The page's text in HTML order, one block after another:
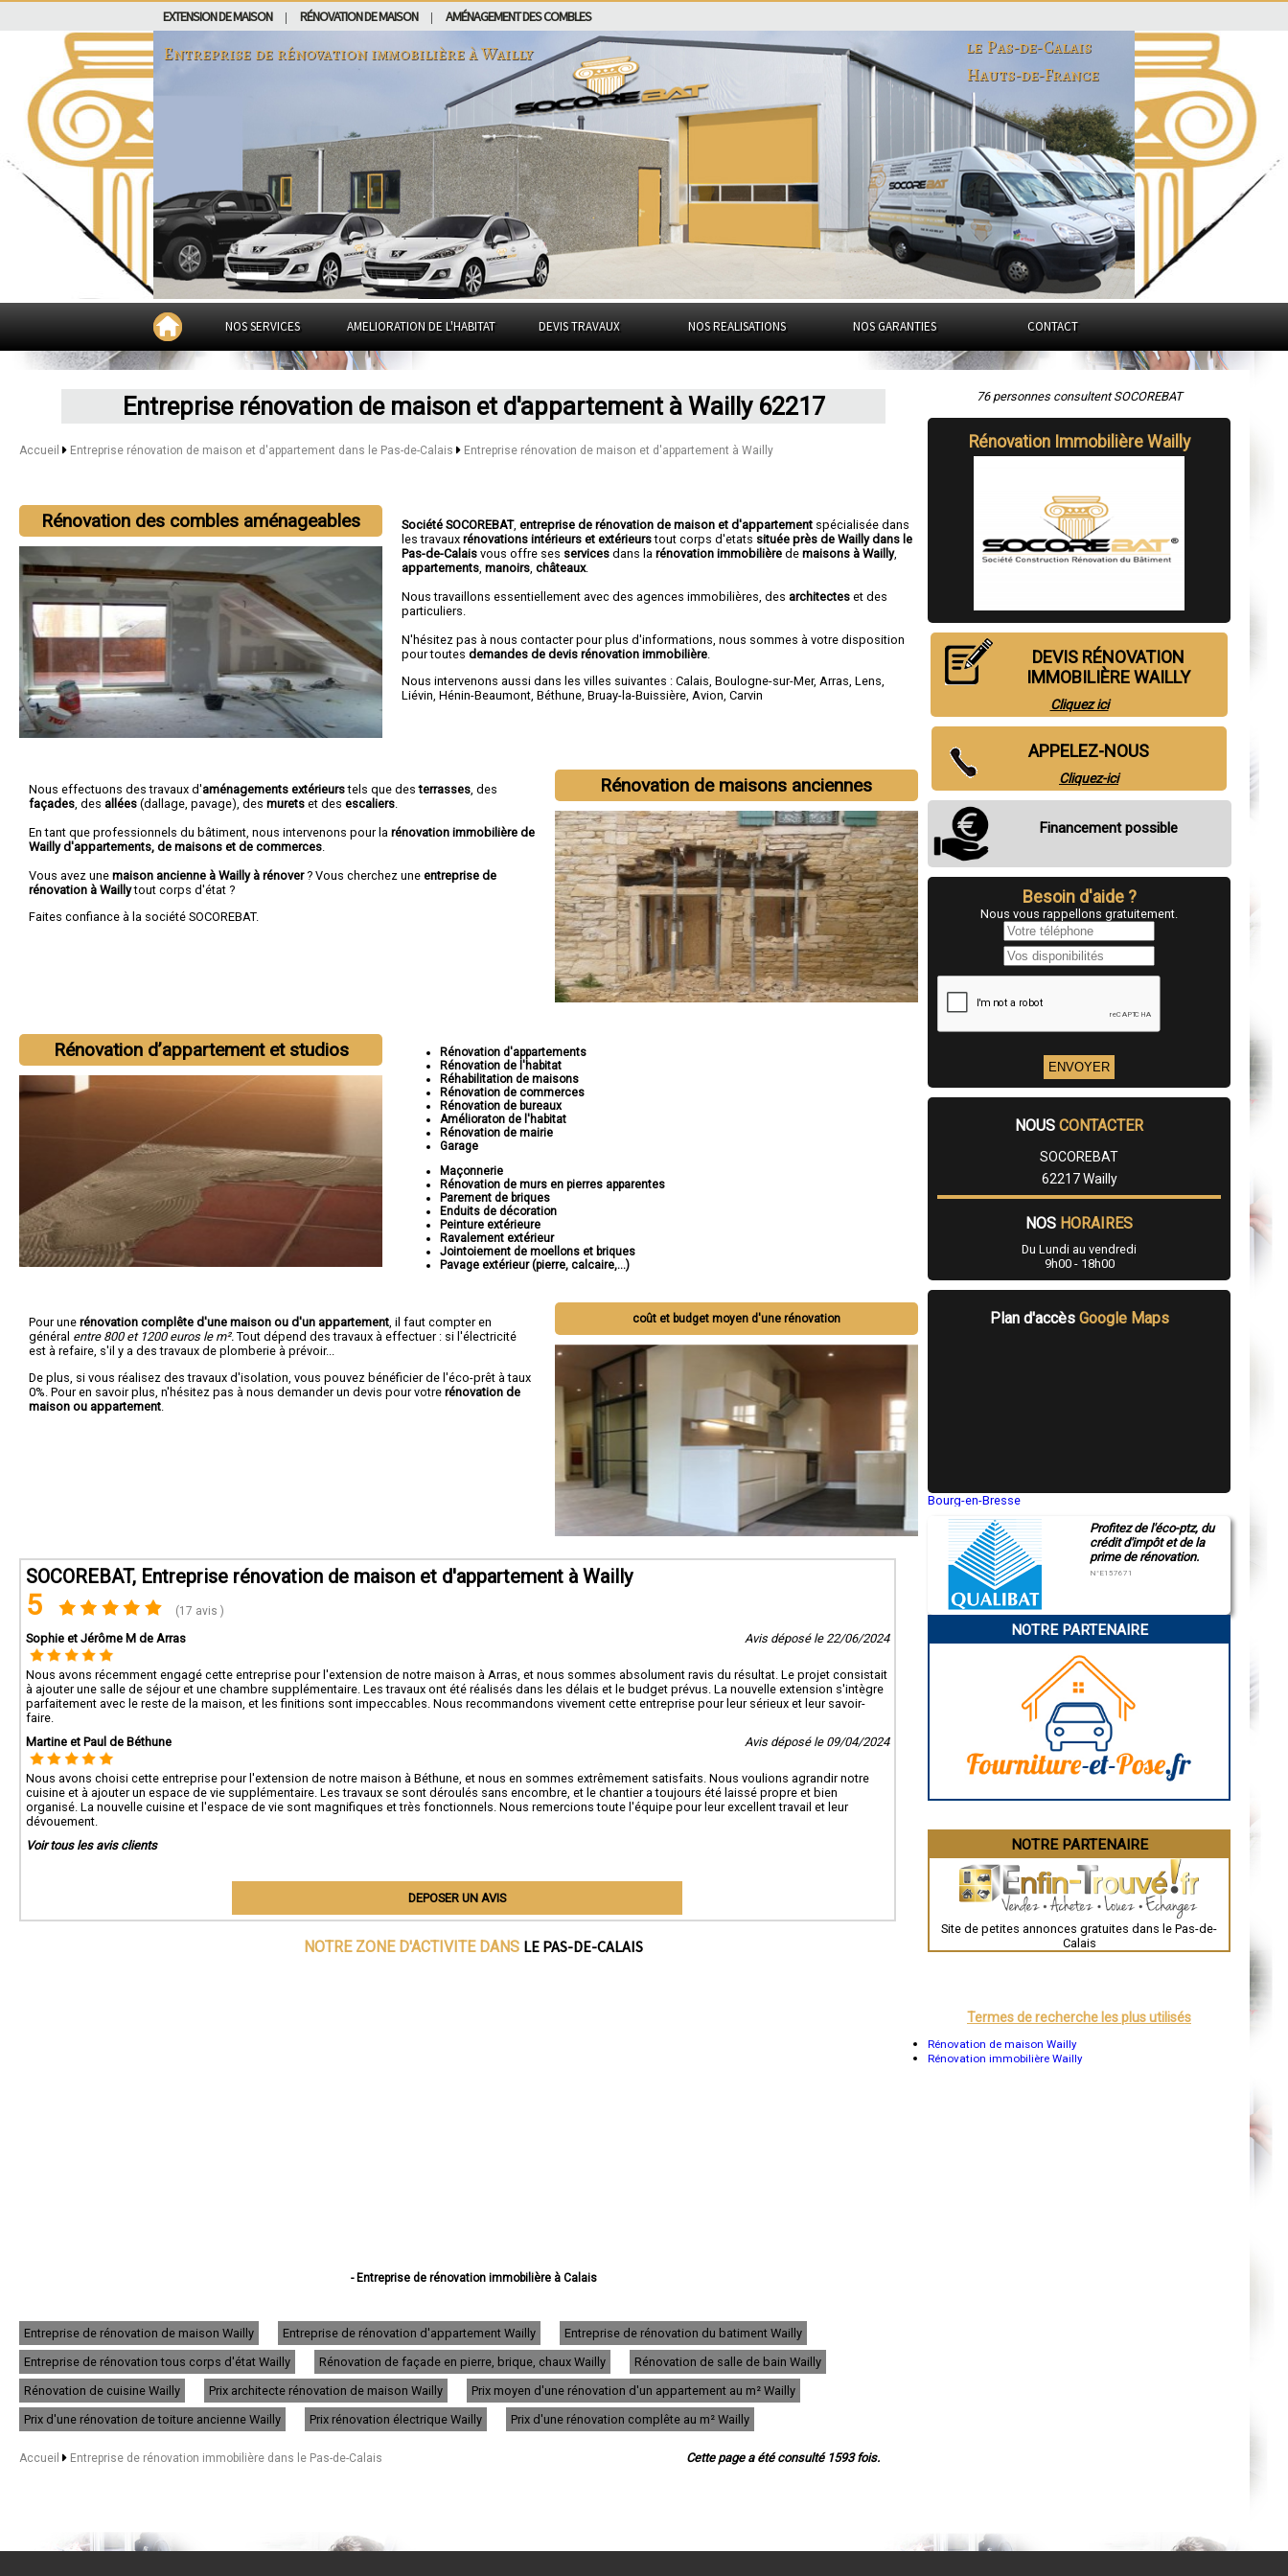
EXTENSION DE MAISON RÉNOVATION DE MAISON AMÉNAGEMENT DES COMBLES
Entreprise de rénovation immobilière àWailly
le Pas-de-Calais
Hauts-de-France
NOS SERVICES AMELIORATION DE L'HABITAT DEVIS TRAVAUX NOS REALISATIONS NOS GARANTIES CONTACT
Entreprise rénovation de maison et d'appartement à Wailly 62217
Accueil Entreprise rénovation de maison et d'appartement dans le Pas-de-Calais Entreprise rénovation de maison et d'appartement à Wailly
Rénovation des combles aménageables Société SOCOREBAT,entreprise de rénovation de maison et d'appartement spécialisée dans
les travauxrénovations intérieurs et extérieurstout corps d'etats située près de Wailly dans le
Pas-de-Calaisvous offre ses services dans larénovation immobilière demaisons à Wailly,
appartements ,manoirs ,châteaux.
Nous travaillons essentiellement avec des agences immobilières, des architectes et des
particuliers.
N'hésitez pas à nous contacter pour plus d'informations, nous sommes à votre disposition
pour toutesdemandes de devis rénovation immobilière
Nous intervenons aussi dans les villes suivantes :Calais ,Boulogne-sur-Mer, Arras ,Lens
Liévin ,Hénin-Beaumont ,Béthune ,Bruay-la-Buissière Avion ,Carvin
Rénovation de maisons anciennes
Nous effectuons des travaux d'aménagements extérieurstels que desterrasses , des
façades , des allées (dallage, pavage), des murets et des escaliers
En tant que professionnels du bâtiment, nous intervenons pour la rénovation immobilière de
Wailly d'appartements, de maisons et de commerces
Vous avez une maison ancienne à Wailly à rénover? Vous cherchez une entreprise de
rénovation à Waillytout corps d'état ?
Faites confiance à la société SOCOREBAT.
Rénovation d’appartement et studios
Rénovation d'appartements
Rénovation de l'habitat
Réhabilitation de maisons
Rénovation de commerces
Rénovation de bureaux
Amélioraton de l'habitat
Rénovation de mairie
Garage
Maçonnerie
Rénovation de murs en pierres apparentes
Parement de briques
Enduits de décoration
Peinture extérieure
Ravalement extérieur
Jointoiement de moellons et briques
Pavage extérieur (pierre, calcaire,...)
coût et budget moyen d'une rénovation
Pour une rénovation complête d'une maison ou d'un appartement , il faut compter en
général entre 800 et 1200 euros le m². Tout dépend des travaux à effectuer : si l'électricité
est à refaire, s'il y a des travaux de plomberie à prévoir...
De plus, si vous réalisez des travaux d'isolation, vous pouvez bénéficier de l'éco-prêt à taux
0%. Pour en savoir plus, n'hésitez pas à nous demander un devis pour votre rénovation de
maison ou appartement
SOCOREBAT, Entreprise rénovation de maison et d'appartement à Wailly
5 (17 avis )
Sophie et Jérôme M de Arras Avis déposé le 22/06/2024
Nous avons récemment engagé cette entreprise pour l'extension de notre maison à Arras, et nous sommes absolument ravis du résultat. Le projet consistait
à ajouter une salle de séjour et une chambre supplémentaire. Les travaux ont été réalisés dans les délais et le budget prévus. La nouvelle extension s'intègre
parfaitement avec le reste de la maison, et les finitions sont impeccables. Nous recommandons vivement cette entreprise pour leur sérieux et leur savoir-
faire.
Martine et Paul de Béthune
Avis déposé le 09/04/2024
Nous avons choisi cette entreprise pour l'extension de notre maison à Béthune, et nous en sommes extrêmement satisfaits. Nous voulions agrandir notre
cuisine et à ajouter un espace de vie supplémentaire. Les travaux se sont déroulés sans encombre, et le chantier a toujours été laissé propre et bien
organisé. La nouvelle cuisine et l'espace de vie sont magnifiques et très fonctionnels. Nous remercions toute l'équipe pour leur excellent travail et leur
dévouement.
Voir tous les avis clients
DEPOSER UN AVIS
NOTRE ZONE D'ACTIVITE DANS LE PAS-DE-CALAIS
- Entreprise de rénovation immobilière à Calais
- Entreprise de rénovation immobilière à Lens
- Entreprise de rénovation immobilière à Liévin
- Entreprise de rénovation immobilière à Béthune
- Entreprise de rénovation immobilière à Hénin-Beaumont
- Entreprise de rénovation immobilière à Bruay-la-Buissière
- Entreprise de rénovation immobilière à Avion
- Entreprise de rénovation immobilière à Carvin
- Entreprise de rénovation immobilière à Berck
- Entreprise de rénovation immobilière à Nœux-les-Mines
Entreprise de rénovation de maison Wailly Entreprise de rénovation d'appartement Wailly
Entreprise de rénovation du batiment Wailly
Entreprise de rénovation tous corps d'état Wailly
Rénovation de façade en pierre, brique, chaux Wailly
Rénovation de salle de bain Wailly
Rénovation de cuisine Wailly
Prix architecte rénovation de maison Wailly
Prix moyen d'une rénovation d'un appartement au m² Wailly
Prix d'une rénovation de toiture ancienne Wailly
Prix rénovation électrique Wailly Prix d'une rénovation complête au m² Wailly
Cette page a été consulté 1593 fois.
Accueil Entreprise de rénovation immobilière dans le Pas-de-Calais
76 personnes consultent SOCOREBAT
Rénovation Immobilière Wailly
DEVIS RÉNOVATION
IMMOBILIÈRE WAILLY
Cliquez ici
APPELEZ-NOUS
Cliquez-ici
Financement possible
Besoin d'aide ?
Nous vous rappellons gratuitement.
NOUS CONTACTER
SOCOREBAT
62217 Wailly
NOS HORAIRES
Du Lundi au vendredi
9h00 - 18h00
Plan d'accès Google Maps
Bourg-en-Bresse
Montluçon
Manosque
Gap
Charleville-Mézières
Pamiers
Narbonne
Brive-la-Gaillarde
Guéret
Besançon
Évreux
Chartres
Nîmes
Auch
Grenoble
Mont-de-Marsan
Blois
Annecy
Paris
Profitez de l'éco-ptz, du
crédit d'impôt et de la
prime de rénovation.
N°E157671
NOTRE PARTENAIRE
NOTRE PARTENAIRE
Site de petites annonces gratuites dans le Pas-de-
Calais
Termes de recherche les plus utilisés
Rénovation de maison Wailly
Rénovation immobilière Wailly